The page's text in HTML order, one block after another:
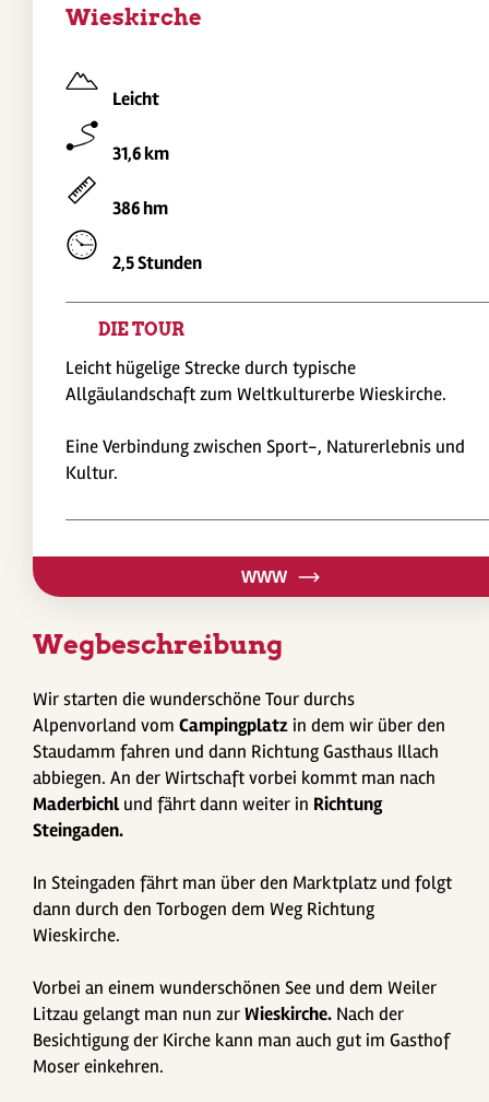
Wieskirche
Leicht
31,6 km
386 hm
2,5 Stunden
DIE TOUR
Leicht hügelige Strecke durch typische
Allgäulandschaft zum Weltkulturerbe Wieskirche.
Eine Verbindung zwischen Sport-, Naturerlebnis und
Kultur.
WWW
Wegbeschreibung
Wir starten die wunderschöne Tour durchs
Alpenvorland vom Campingplatz in dem wir über den
Staudamm fahren und dann Richtung Gasthaus Illach
abbiegen. An der Wirtschaft vorbei kommt man nach
Maderbichlund fährt dann weiter in Richtung
Steingaden.
In Steingaden fährt man über den Marktplatz und folgt
dann durch den Torbogen dem Weg Richtung
Wieskirche.
Vorbei an einem wunderschönen See und dem Weiler
Litzau gelangt man nun zurWieskirche. Nach der
Besichtigung der Kirche kann man auch gut im Gasthof
Moser einkehren.